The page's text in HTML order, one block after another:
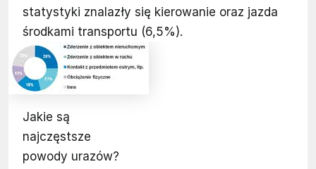
statystyki znalazły się kierowanie oraz jazda
środkami transportu (6,5%).
Jakie są
najczęstsze
powody urazów?